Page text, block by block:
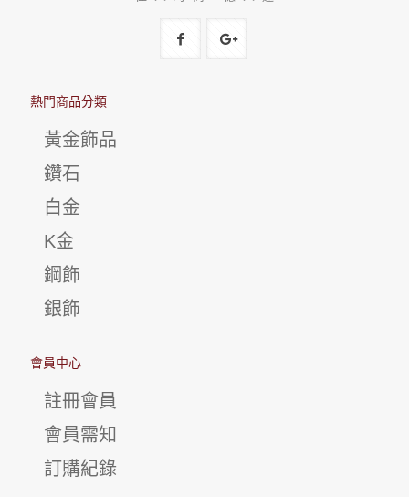
熱門商品分類
黃金飾品
鑽石
白金
K金
鋼飾
銀飾
會員中心
註冊會員
會員需知
訂購紀錄